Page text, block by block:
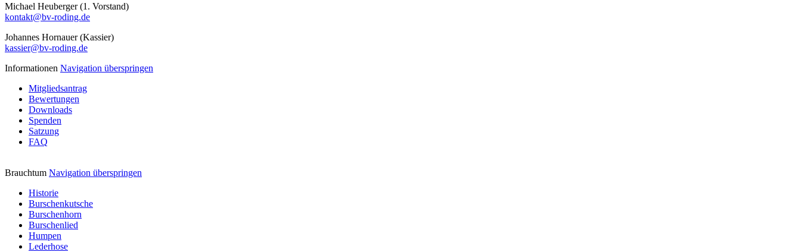
Michael Heuberger (1. Vorstand)
kontakt@bv-roding.de
Johannes Hornauer (Kassier)
kassier@bv-roding.de
Informationen Navigation überspringen
Mitgliedsantrag
Bewertungen
Downloads
Spenden
Satzung
FAQ
Brauchtum Navigation überspringen
Historie
Burschenkutsche
Burschenhorn
Burschenlied
Humpen
Lederhose